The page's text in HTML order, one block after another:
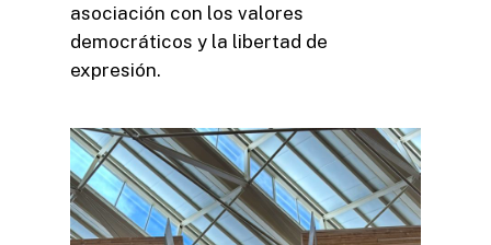
asociación con los valores
democráticos y la libertad de
expresión.